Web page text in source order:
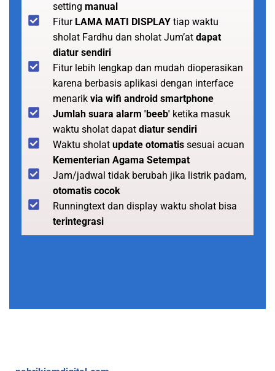
setting manual
Fitur LAMA MATI DISPLAY tiap waktu
sholat Fardhu dan sholat Jum’at dapat
diatur sendiri
Fitur lebih lengkap dan mudah dioperasikan
karena berbasis aplikasi dengan interface
menarik via wifi android smartphone
Jumlah suara alarm 'beeb' ketika masuk
waktu sholat dapat diatur sendiri
Waktu sholat update otomatis sesuai acuan
Kementerian Agama Setempat
Jam/jadwal tidak berubah jika listrik padam,
otomatis cocok
Runningtext dan display waktu sholat bisa
terintegrasi